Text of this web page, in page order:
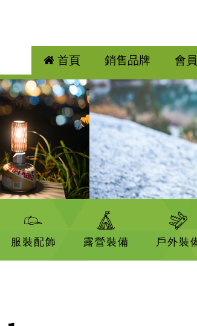
首頁 銷售品牌 會
服裝配飾 露營裝備 戶外裝